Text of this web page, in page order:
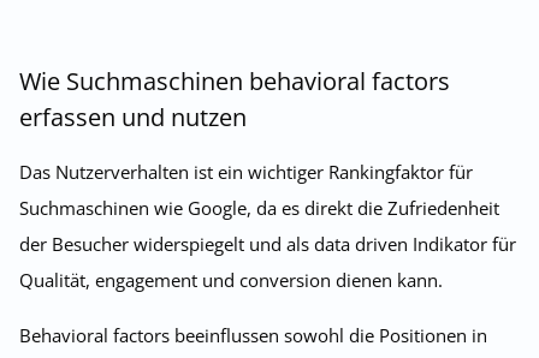
Wie Suchmaschinen behavioral factors
erfassen und nutzen
Das Nutzerverhalten ist ein wichtiger Rankingfaktor für
Suchmaschinen wie Google, da es direkt die Zufriedenheit
der Besucher widerspiegelt und als data driven Indikator für
Qualität, engagement und conversion dienen kann.
Behavioral factors beeinflussen sowohl die Positionen in